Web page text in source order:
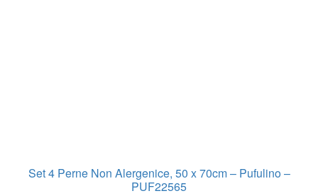
Set 4 Perne Non Alergenice, 50 x 70cm – Pufulino –
PUF22565